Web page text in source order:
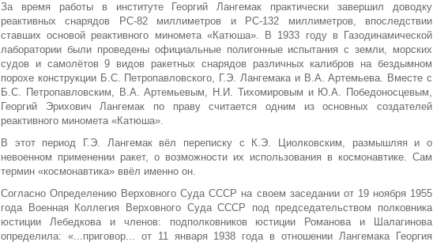
За время работы в институте Георгий Лангемак практически завершил доводку
реактивных снарядов РС-82 миллиметров и РС-132 миллиметров, впоследствии
ставших основой реактивного миномета «Катюша». В 1933 году в Газодинамической
лаборатории были проведены официальные полигонные испытания с земли, морских
судов и самолётов 9 видов ракетных снарядов различных калибров на бездымном
порохе конструкции Б.С. Петропавловского, Г.Э. Лангемака и В.А. Артемьева. Вместе с
Б.С. Петропавловским, В.А. Артемьевым, Н.И. Тихомировым и Ю.А. Победоносцевым,
Георгий Эрихович Лангемак по праву считается одним из основных создателей
реактивного миномета «Катюша».
В этот период Г.Э. Лангемак вёл переписку с К.Э. Циолковским, размышляя и о
невоенном применении ракет, о возможности их использования в космонавтике. Сам
термин «космонавтика» ввёл именно он.
Согласно Определению Верховного Суда СССР на своем заседании от 19 ноября 1955
года Военная Коллегия Верховного Суда СССР под председательством полковника
юстиции Лебедкова и членов: подполковников юстиции Романова и Шалагинова
определила: «...приговор... от 11 января 1938 года в отношении Лангемака Георгия